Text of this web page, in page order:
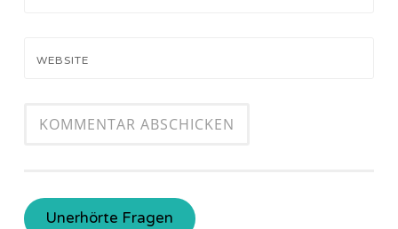
WEBSITE
Unerhörte Fragen